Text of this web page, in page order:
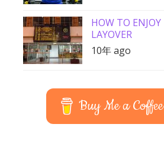
HOW TO ENJOY
LAYOVER
10年 ago
Buy Me a Coffee